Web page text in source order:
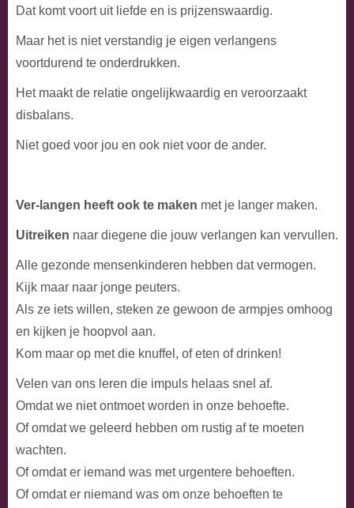
Dat komt voort uit liefde en is prijzenswaardig.
Maar het is niet verstandig je eigen verlangens
voortdurend te onderdrukken.
Het maakt de relatie ongelijkwaardig en veroorzaakt
disbalans.
Niet goed voor jou en ook niet voor de ander.
Ver-langen heeft ook te maken met je langer maken.
Uitreiken naar diegene die jouw verlangen kan vervullen.
Alle gezonde mensenkinderen hebben dat vermogen.
Kijk maar naar jonge peuters.
Als ze iets willen, steken ze gewoon de armpjes omhoog
en kijken je hoopvol aan.
Kom maar op met die knuffel, of eten of drinken!
Velen van ons leren die impuls helaas snel af.
Omdat we niet ontmoet worden in onze behoefte.
Of omdat we geleerd hebben om rustig af te moeten
wachten.
Of omdat er iemand was met urgentere behoeften.
Of omdat er niemand was om onze behoeften te